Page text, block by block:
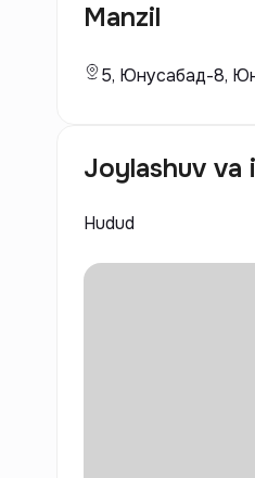
Manzil
5, Юнусабад-8,
Joylashuv va
Hudud